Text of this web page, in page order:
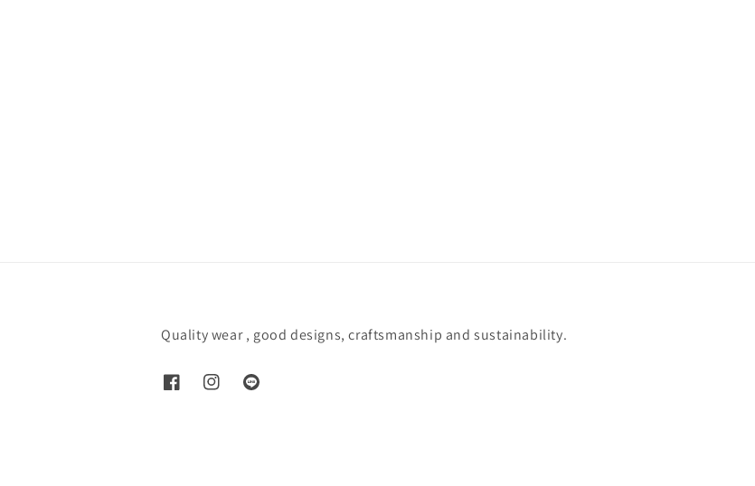
Quality wear , good designs, craftsmanship and sustainability.